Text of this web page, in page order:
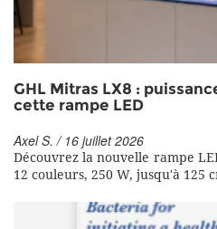
GHL Mitras LX8 :
cette rampe LED
Axel S. / 16 juillet 2026
Découvrez la nouvelle rampe
12 couleurs, 250 W, jusqu'à 125